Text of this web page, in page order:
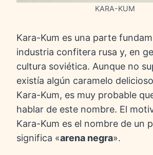
KARA-KUM
Kara-Kum es una parte
industria confitera rusa y, en
cultura soviética. Aunque no
existía algún caramelo
Kara-Kum, es muy probable
hablar de este nombre. El
Kara-Kum es el nombre de un
significa «arena negra».